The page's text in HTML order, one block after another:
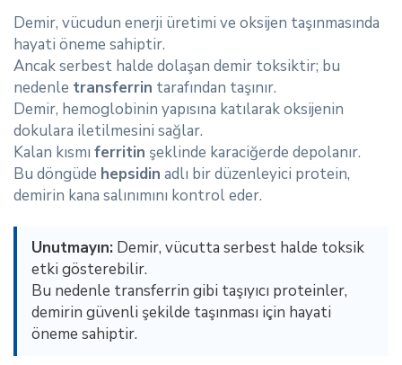
Demir, vücudun enerji üretimi ve oksijen taşınmasında
hayati öneme sahiptir.
Ancak serbest halde dolaşan demir toksiktir; bu
nedenle transferrin tarafından taşınır.
Demir, hemoglobinin yapısına katılarak oksijenin
dokulara iletilmesini sağlar.
Kalan kısmı ferritin şeklinde karaciğerde depolanır.
Bu döngüde hepsidin adlı bir düzenleyici protein,
demirin kana salınımını kontrol eder.
Unutmayın: Demir, vücutta serbest halde toksik
etki gösterebilir.
Bu nedenle transferrin gibi taşıyıcı proteinler,
demirin güvenli şekilde taşınması için hayati
öneme sahiptir.